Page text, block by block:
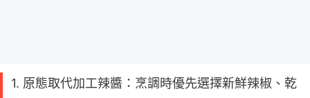
1. 原態取代加工辣醬：烹調時優先選擇新鮮辣椒、乾